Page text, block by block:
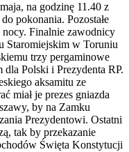
na godzinę 11.40 z
pokonania. Pozostałe
Finalnie zawodnicy
Staromiejskim w Toruniu
trzy pergaminowe
dla Polski i Prezydenta RP.
aksamitu ze
miał je prezes gniazda
by na Zamku
Prezydentowi. Ostatni
tak by przekazanie
Święta Konstytucji